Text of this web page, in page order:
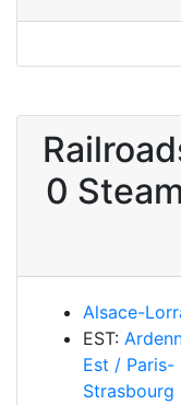
0
Alsace-
EST:
Est / Paris-
Strasbourg